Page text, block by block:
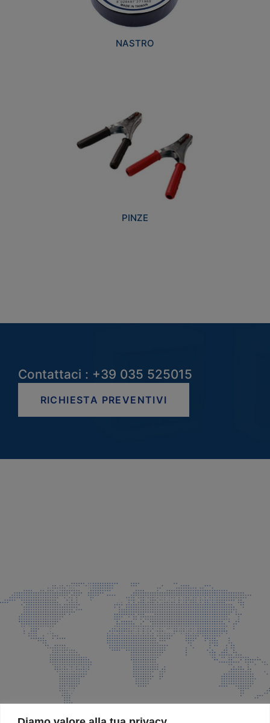
NASTRO
PINZE
Contattaci : +39 035 525015
RICHIESTA PREVENTIVI
info@faeg.it
COMMERCIALE E SPEDIZIONI
Via Padre Elzi, 32 Grassobbio (BG)
035 525015
035 335037
info@faeg.it
SITE MAP